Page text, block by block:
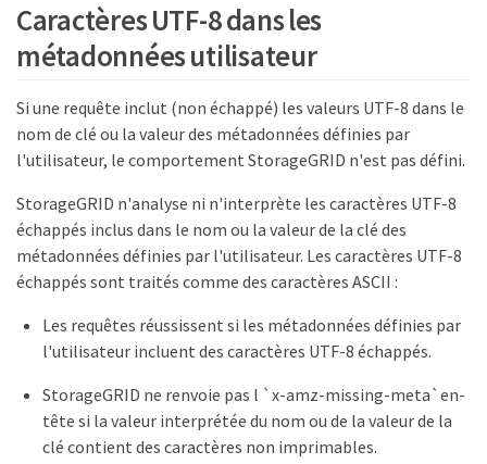
Caractères UTF-8 dans les
métadonnées utilisateur
Si une requête inclut (non échappé) les valeurs UTF-8 dans le
nom de clé ou la valeur des métadonnées définies par
l'utilisateur, le comportement StorageGRID n'est pas défini.
StorageGRID n'analyse ni n'interprète les caractères UTF-8
échappés inclus dans le nom ou la valeur de la clé des
métadonnées définies par l'utilisateur. Les caractères UTF-8
échappés sont traités comme des caractères ASCII :
Les requêtes réussissent si les métadonnées définies par
l'utilisateur incluent des caractères UTF-8 échappés.
StorageGRID ne renvoie pas l `x-amz-missing-meta`en-
tête si la valeur interprétée du nom ou de la valeur de la
clé contient des caractères non imprimables.